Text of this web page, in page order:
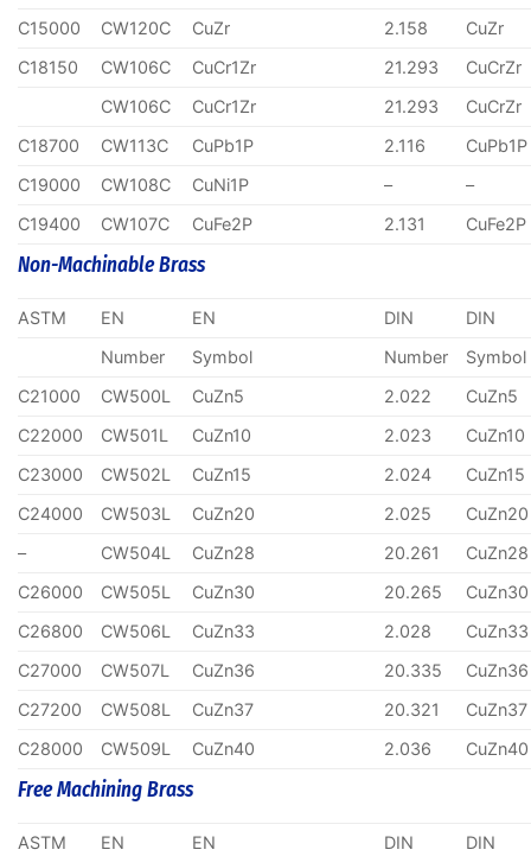
C15000
CW120C CuZr 2.158
CuZr
C18150
CW106C CuCr1Zr 21.293
CuCrZr
CW106C
CuCr1Zr 21.293
CuCrZr
C18700
CW113C CuPb1P 2.116
CuPb1P
C19000
CW108C CuNi1P –
–
C19400
CW107C CuFe2P 2.131 CuFe2P
Non-Machinable Brass
ASTM EN EN DIN
DIN
Number
Symbol Number
Symbol
C21000
CW500L CuZn5 2.022
CuZn5
C22000
CW501L CuZn10 2.023
CuZn10
C23000
CW502L CuZn15 2.024
CuZn15
C24000
CW503L CuZn20 2.025
CuZn20
–
CW504L CuZn28 20.261
CuZn28
C26000
CW505L CuZn30 20.265
CuZn30
C26800
CW506L CuZn33 2.028
CuZn33
C27000
CW507L CuZn36 20.335
CuZn36
C27200
CW508L CuZn37 20.321
CuZn37
C28000
CW509L CuZn40 2.036 CuZn40
Free Machining Brass
ASTM EN EN DIN DIN